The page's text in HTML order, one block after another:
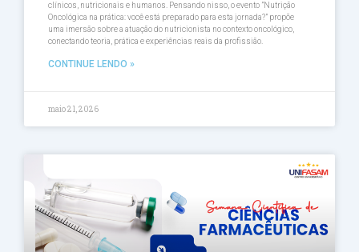
clínicos, nutricionais e humanos. Pensando nisso, o evento ”Nutrição
Oncológica na prática: você está preparado para esta jornada?” propõe
uma imersão sobre a atuação do nutricionista no contexto oncológico,
conectando teoria, prática e experiências reais da profissião.
CONTINUE LENDO »
maio 21, 2026